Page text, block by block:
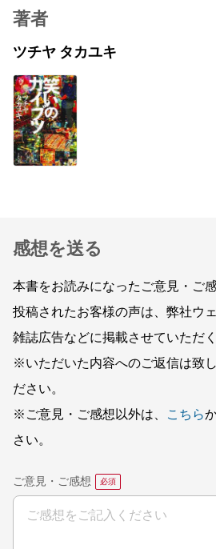
著者
ツチヤ タカユキ
感想を送る
本書をお読みになったご意見・ご
投稿されたお客様の声は、弊社ウ
雑誌広告などに掲載させていただ
※いただいた内容へのご返信は致
ださい。
※ご意見・ご感想以外は、
こちら
さい。
ご意見・ご感想